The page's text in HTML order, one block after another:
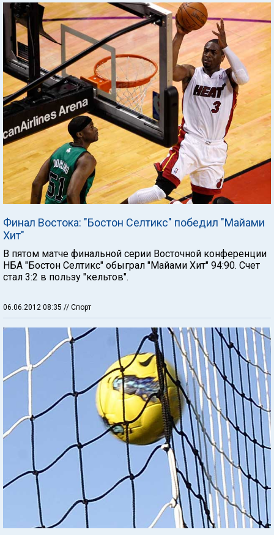
Финал Востока: "Бостон Селтикс" победил "Майами
Хит"
В пятом матче финальной серии Восточной конференции
НБА "Бостон Селтикс" обыграл "Майами Хит" 94:90. Счет
стал 3:2 в пользу "кельтов".
06.06.2012 08:35 // Спорт